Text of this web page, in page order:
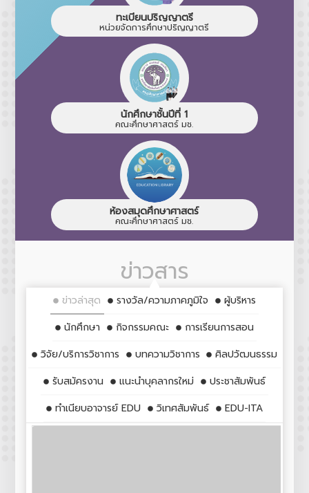
ทะเบียนปริญญาตรี
หน่วยจัดการศึกษาปริญญาตรี
นักศึกษาชั้นปีที่ 1
คณะศึกษาศาสตร์ มช.
ห้องสมุดศึกษาศาสตร์
คณะศึกษาศาสตร์ มช.
ข่าวสาร
ข่าวล่าสุด รางวัล/ความภาคภูมิใจ
ผู้บริหาร
นักศึกษา
กิจกรรมคณะ
การเรียนการสอน
วิจัย/บริการวิชาการ
บทความวิชาการ
ศิลปวัฒนธรรม
รับสมัครงาน
แนะนำบุคลากรใหม่
ประชาสัมพันธ์
ทำเนียบอาจารย์ EDU
วิเทศสัมพันธ์ EDU-ITA